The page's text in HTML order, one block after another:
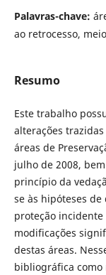
Palavras-chave:
ao retrocesso,
Resumo
Este trabalho
alterações
áreas de
julho de 2008,
princípio da
se às hipóteses
proteção incidente
modificações
destas áreas.
bibliográfica